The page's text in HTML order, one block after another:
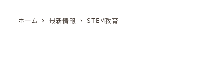
ホーム 最新情報 STEM教育